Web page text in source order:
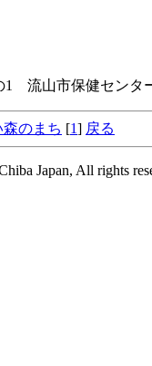
1 流山市保健センタ
のまち [1] 戻る
Japan, All rights